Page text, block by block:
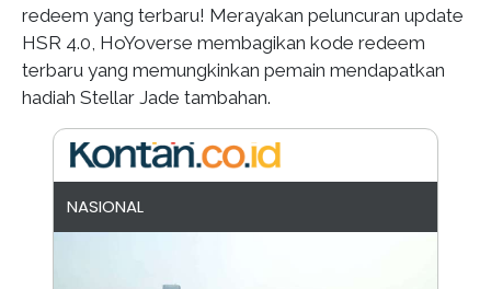
redeem yang terbaru! Merayakan peluncuran update
HSR 4.0, HoYoverse membagikan kode redeem
terbaru yang memungkinkan pemain mendapatkan
hadiah Stellar Jade tambahan.
NASIONAL